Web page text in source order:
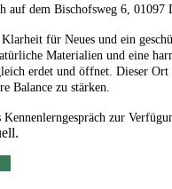
auf dem Bischofsweg 6, 01097
für Neues und ein
Materialien und eine
erdet und öffnet. Dieser
Balance zu stärken.
zur